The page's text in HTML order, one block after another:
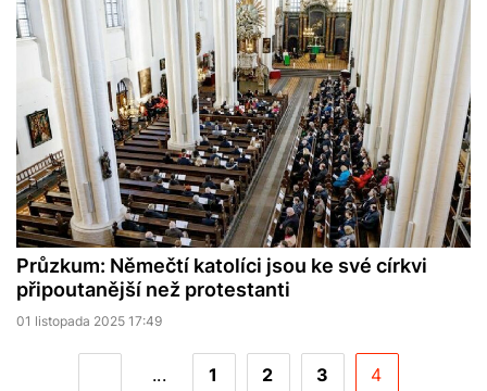
Průzkum: Němečtí katolíci jsou ke své církvi
připoutanější než protestanti
01 listopada 2025 17:49
... 1 2 3 4